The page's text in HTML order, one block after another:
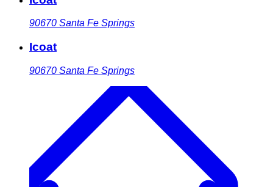
90670 Santa Fe Springs
Icoat
90670 Santa Fe Springs